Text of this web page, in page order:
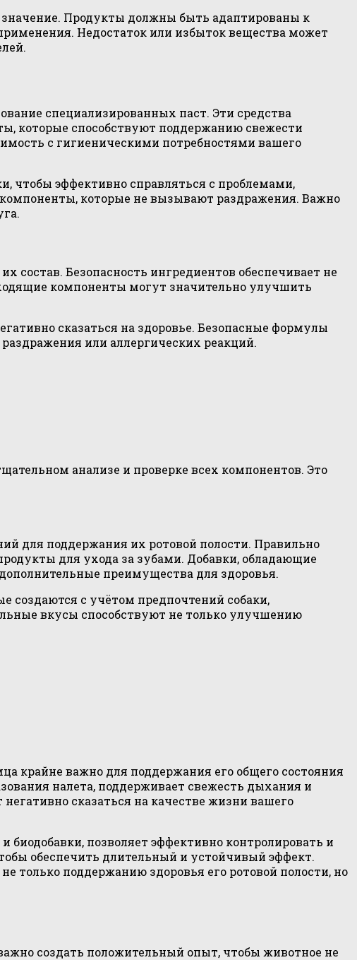
Продукты должны быть адаптированы к
Недостаток или избыток вещества может
специализированных паст. Эти средства
которые способствуют поддержанию свежести
с гигиеническими потребностями вашего
чтобы эффективно справляться с проблемами,
которые не вызывают раздражения. Важно
состав. Безопасность ингредиентов обеспечивает не
компоненты могут значительно улучшить
сказаться на здоровье. Безопасные формулы
или аллергических реакций.
анализе и проверке всех компонентов. Это
для поддержания их ротовой полости. Правильно
для ухода за зубами. Добавки, обладающие
преимущества для здоровья.
создаются с учётом предпочтений собаки,
вкусы способствуют не только улучшению
крайне важно для поддержания его общего состояния
налета, поддерживает свежесть дыхания и
сказаться на качестве жизни вашего
позволяет эффективно контролировать и
обеспечить длительный и устойчивый эффект.
только поддержанию здоровья его ротовой полости, но
создать положительный опыт, чтобы животное не